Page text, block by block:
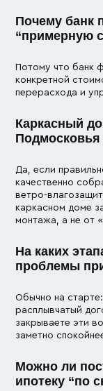
Почему банк
“примерную
Потому что банк
конкретной
перерасхода и
Каркасный
Подмосковья
Да, если
качественно
ветро-
каркасном доме
монтажа, а не от
На каких
проблемы
Обычно на
расплывчатый
закрываете эти
заметно
Можно ли
ипотеку “по